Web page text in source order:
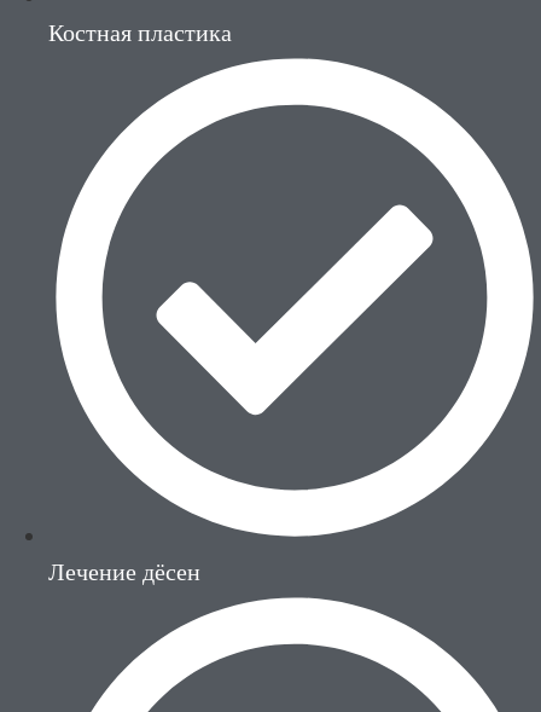
Костная пластика
Лечение дёсен